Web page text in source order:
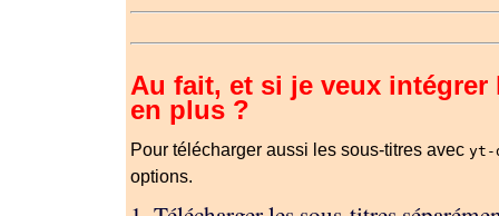
Au fait, et si je veux intégrer
en plus ?
Pour télécharger aussi les sous-titres avec yt-
options.